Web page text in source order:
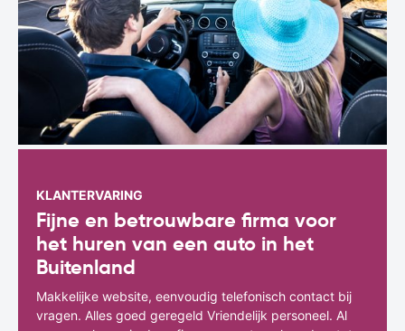
KLANTERVARING
Fijne en betrouwbare firma voor
het huren van een auto in het
Buitenland
Makkelijke website, eenvoudig telefonisch contact bij
vragen. Alles goed geregeld Vriendelijk personeel. Al